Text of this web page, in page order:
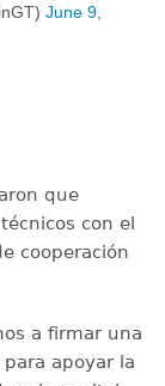
June 9,
que
con el
cooperación
a firmar una
apoyar la